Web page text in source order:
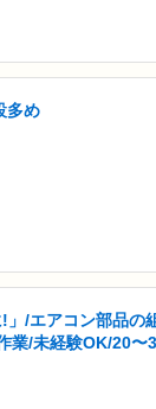
多め
!」/エアコン部品の
業/未経験OK/20〜